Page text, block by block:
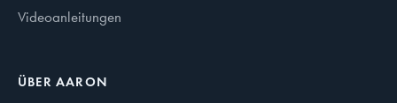
Videoanleitungen
ÜBER AARON